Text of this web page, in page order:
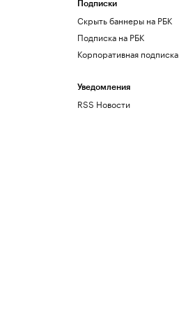
Подписки
Скрыть баннеры на РБК
Подписка на РБК
Корпоративная подписка
Уведомления
RSS Новости